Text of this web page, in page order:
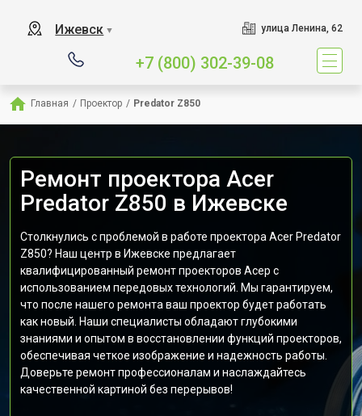
Ижевск ▼ улица Ленина, 62
+7 (800) 302-39-08
Главная / Проектор / Predator Z850
Ремонт проектора Acer
Predator Z850 в Ижевске
Столкнулись с проблемой в работе проектора Acer Predator
Z850? Наш центр в Ижевске предлагает
квалифицированный ремонт проекторов Асер с
использованием передовых технологий. Мы гарантируем,
что после нашего ремонта ваш проектор будет работать
как новый. Наши специалисты обладают глубокими
знаниями и опытом в восстановлении функций проекторов,
обеспечивая четкое изображение и надежность работы.
Доверьте ремонт профессионалам и наслаждайтесь
качественной картиной без перерывов!